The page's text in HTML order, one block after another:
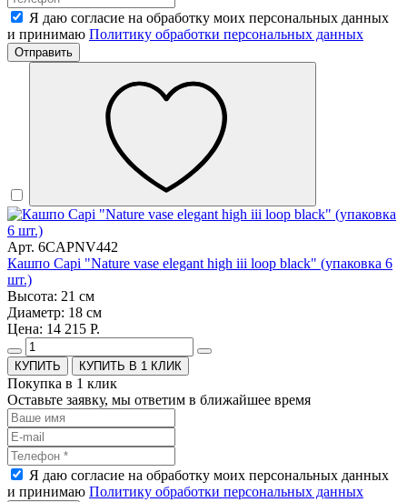
Я даю согласие на обработку моих персональных данных
и принимаю Политику обработки персональных данных
Отправить
Арт. 6CAPNV442
Кашпо Capi "Nature vase elegant high iii loop black" (упаковка 6
шт.)
Высота: 21 см
Диаметр: 18 см
Цена: 14 215 Р.
КУПИТЬ В 1 КЛИК
Покупка в 1 клик
Оставьте заявку, мы ответим в ближайшее время
Я даю согласие на обработку моих персональных данных
и принимаю Политику обработки персональных данных